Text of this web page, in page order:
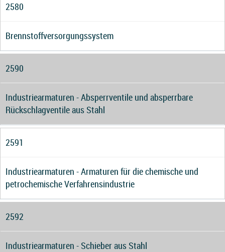
2580
Brennstoffversorgungssystem
2590
Industriearmaturen - Absperrventile und absperrbare
Rückschlagventile aus Stahl
2591
Industriearmaturen - Armaturen für die chemische und
petrochemische Verfahrensindustrie
2592
Industriearmaturen - Schieber aus Stahl